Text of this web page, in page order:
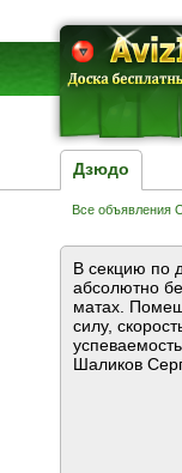
Дзюдо
Все объявления
В секцию по
абсолютно
матах.
силу,
Шаликов